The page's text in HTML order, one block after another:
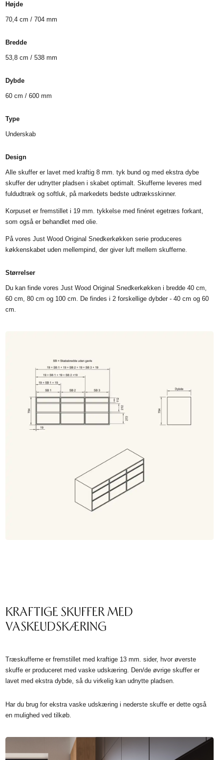
Højde
70,4 cm / 704 mm
Bredde
53,8 cm / 538 mm
Dybde
60 cm / 600 mm
Type
Underskab
Design
Alle skuffer er lavet med kraftig 8 mm. tyk bund og med ekstra dybe
skuffer der udnytter pladsen i skabet optimalt. Skufferne leveres med
fuldudtræk og softluk, på markedets bedste udtræksskinner.
Korpuset er fremstillet i 19 mm. tykkelse med finéret egetræs forkant,
som også er behandlet med olie.
På vores Just Wood Original Snedkerkøkken serie produceres
køkkenskabet uden mellempind, der giver luft mellem skufferne.
Størrelser
Du kan finde vores Just Wood Original Snedkerkøkken i bredde 40 cm,
60 cm, 80 cm og 100 cm. De findes i 2 forskellige dybder - 40 cm og 60
cm.
KRAFTIGE SKUFFER MED
VASKEUDSKÆRING
Træskufferne er fremstillet med kraftige 13 mm. sider, hvor øverste
skuffe er produceret med vaske udskæring. Den/de øvrige skuffer er
lavet med ekstra dybde, så du virkelig kan udnytte pladsen.
Har du brug for ekstra vaske udskæring i nederste skuffe er dette også
en mulighed ved tilkøb.